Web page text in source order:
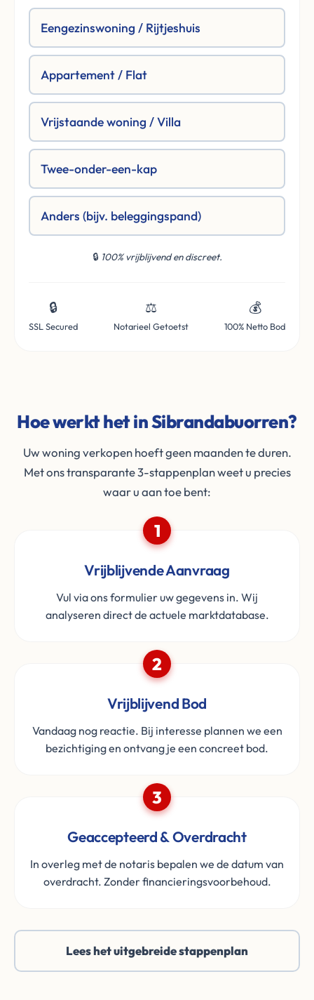
Eengezinswoning / Rijtjeshuis
Appartement / Flat
Vrijstaande woning / Villa
Twee-onder-een-kap
Anders (bijv. beleggingspand)
🔒 100% vrijblijvend en discreet.
🔒
SSL Secured
⚖️
Notarieel Getoetst
💰
100% Netto Bod
Hoe werkt het in Sibrandabuorren?
Uw woning verkopen hoeft geen maanden te duren.
Met ons transparante 3-stappenplan weet u precies
waar u aan toe bent:
1
Vrijblijvende Aanvraag
Vul via ons formulier uw gegevens in. Wij
analyseren direct de actuele marktdatabase.
2
Vrijblijvend Bod
Vandaag nog reactie. Bij interesse plannen we een
bezichtiging en ontvang je een concreet bod.
3
Geaccepteerd & Overdracht
In overleg met de notaris bepalen we de datum van
overdracht. Zonder financieringsvoorbehoud.
Lees het uitgebreide stappenplan